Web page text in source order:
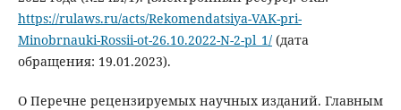
https://rulaws.ru/acts/Rekomendatsiya-VAK-pri-
Minobrnauki-Rossii-ot-26.10.2022-N-2-pl_1/(дата
обращения: 19.01.2023).
О Перечне рецензируемых научных изданий. Главным